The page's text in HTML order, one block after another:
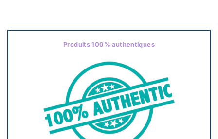
Produits 100% authentiques